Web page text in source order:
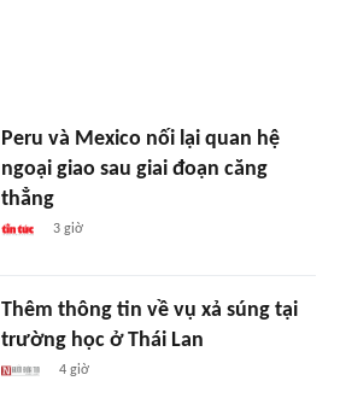
Peru và Mexico nối lại quan hệ
ngoại giao sau giai đoạn căng
thẳng
3 giờ
Thêm thông tin về vụ xả súng tại
trường học ở Thái Lan
4 giờ